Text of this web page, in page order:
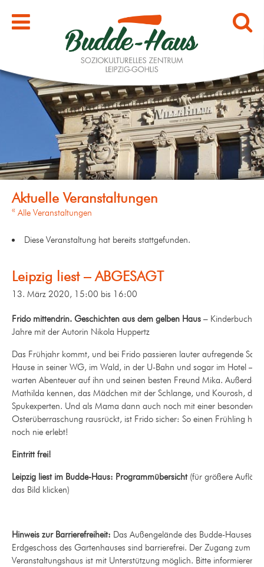
« Alle Veranstaltungen
Diese Veranstaltung hat bereits stattgefunden.
Leipzig liest – ABGESAGT
13. März 2020, 15:00 bis 16:00
Frido mittendrin. Geschichten aus dem gelben Haus –
Jahre mit der Autorin Nikola Huppertz
Das Frühjahr kommt, und bei Frido passieren lauter aufregende
Hause in seiner WG, im Wald, in der U-Bahn und sogar im Hotel –
warten Abenteuer auf ihn und seinen besten Freund Mika.
Mathilda kennen, das Mädchen mit der Schlange, und Kourosh, den
Spukexperten. Und als Mama dann auch noch mit einer besonderen
Osterüberraschung rausrückt, ist Frido sicher: So einen Frühling hat
noch nie erlebt!
Eintritt frei!
Leipzig liest im Budde-Haus: Programmübersicht (für größere
das Bild klicken)
Hinweis zur Barrierefreiheit: Das Außengelände des Budde-Hauses
Erdgeschoss des Gartenhauses sind barrierefrei. Der Zugang zum
Veranstaltungshaus ist mit Unterstützung möglich. Bitte informieren